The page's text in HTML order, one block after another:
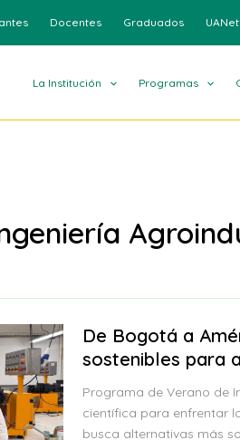
Docentes Graduados UANet
La Institución Programas
De Bogotá a
sostenibles para
Programa de Verano de
científica para enfrentar
busca alternativas más